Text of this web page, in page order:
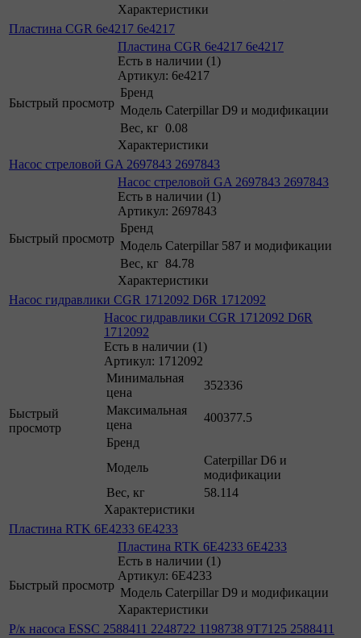
Характеристики
Пластина CGR 6e4217 6e4217
Быстрый просмотр
Пластина CGR 6e4217 6e4217
Есть в наличии (1)
Артикул: 6e4217
Бренд
Модель Caterpillar D9 и модификации
Вес, кг 0.08
Характеристики
Насос стреловой GA 2697843 2697843
Быстрый просмотр
Насос стреловой GA 2697843 2697843
Есть в наличии (1)
Артикул: 2697843
Бренд
Модель Caterpillar 587 и модификации
Вес, кг 84.78
Характеристики
Насос гидравлики CGR 1712092 D6R 1712092
Быстрый
просмотр
Насос гидравлики CGR 1712092 D6R
1712092
Есть в наличии (1)
Артикул: 1712092
Минимальная
цена
352336
Максимальная
цена
400377.5
Бренд
Модель
Caterpillar D6 и
модификации
Вес, кг
58.114
Характеристики
Пластина RTK 6E4233 6E4233
Быстрый просмотр
Пластина RTK 6E4233 6E4233
Есть в наличии (1)
Артикул: 6E4233
Модель Caterpillar D9 и модификации
Характеристики
Р/к насоса ESSC 2588411 2248722 1198738 9T7125 2588411